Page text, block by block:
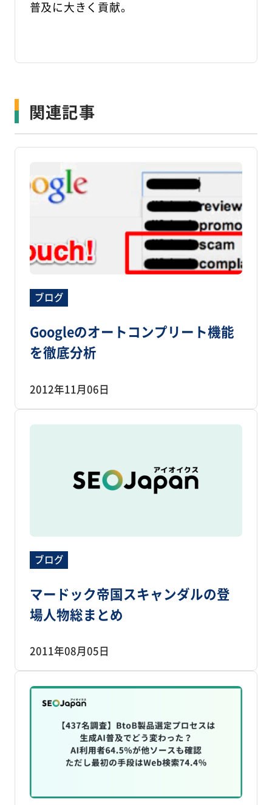
普及に大きく貢献。
関連記事
ブログ
Googleのオートコンプリート機能
を徹底分析
2012年11月06日
ブログ
マードック帝国スキャンダルの登
場人物総まとめ
2011年08月05日